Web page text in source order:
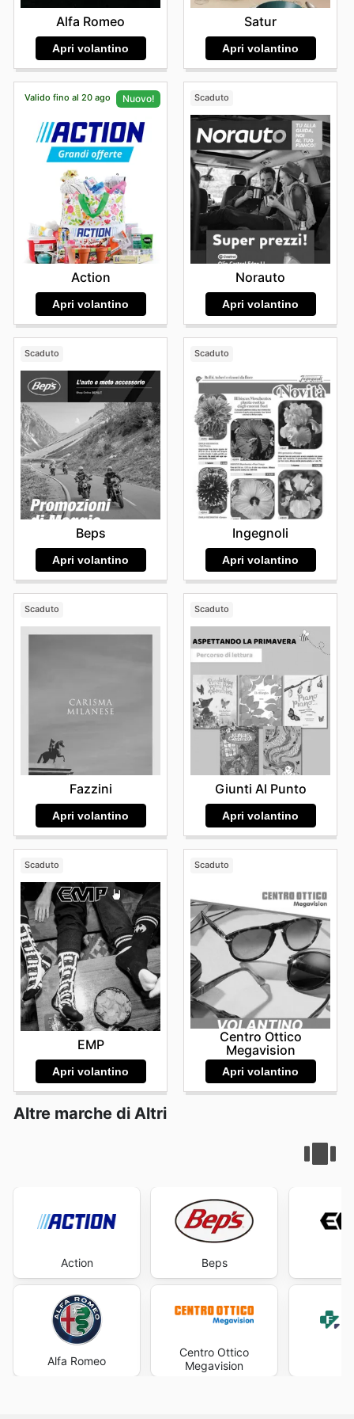
Alfa Romeo
Apri volantino
Satur
Apri volantino
Valido fino al 20 ago Nuovo!
Action
Apri volantino
Scaduto
Norauto
Apri volantino
Scaduto
Beps
Apri volantino
Scaduto
Ingegnoli
Apri volantino
Scaduto
Fazzini
Apri volantino
Scaduto
Giunti Al Punto
Apri volantino
Scaduto
EMP
Apri volantino
Scaduto
Centro Ottico
Megavision
Apri volantino
Altre marche di Altri
Action
Alfa Romeo
Beps
Centro Ottico
Megavision